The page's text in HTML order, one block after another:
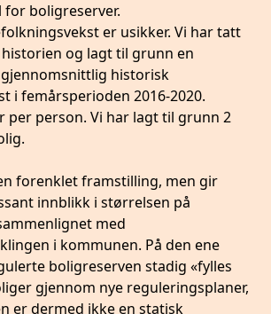
boligreserver.
er usikker. Vi har tatt
og lagt til grunn en
historisk
i femårsperioden 2016-2020.
per person. Vi har lagt til grunn 2
forenklet framstilling, men gir
innblikk i størrelsen på
med
i kommunen. På den ene
boligreserven stadig «fylles
gjennom nye reguleringsplaner,
er dermed ikke en statisk